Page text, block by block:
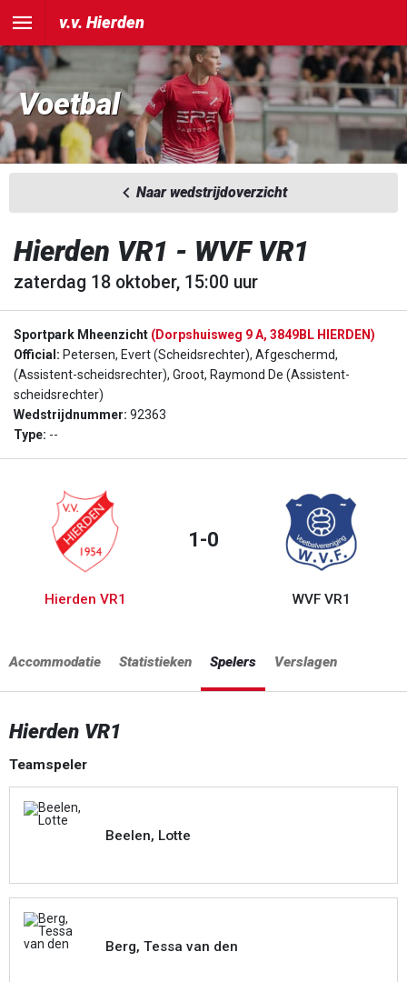
v.v. Hierden
Voetbal
Naar wedstrijdoverzicht
Hierden VR1 - WVF VR1
zaterdag 18 oktober, 15:00 uur
Sportpark Mheenzicht (Dorpshuisweg 9 A, 3849BL HIERDEN)
Official: Petersen, Evert (Scheidsrechter), Afgeschermd,
(Assistent-scheidsrechter), Groot, Raymond De (Assistent-
scheidsrechter)
Wedstrijdnummer: 92363
Type: --
Hierden VR1
1-0
WVF VR1
Accommodatie Statistieken Spelers Verslagen
Hierden VR1
Teamspeler
Beelen, Lotte
Berg, Tessa van den